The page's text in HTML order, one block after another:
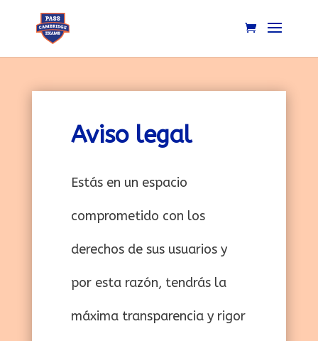
Aviso legal
Estás en un espacio
comprometido con los
derechos de sus usuarios y
por esta razón, tendrás la
máxima transparencia y rigor